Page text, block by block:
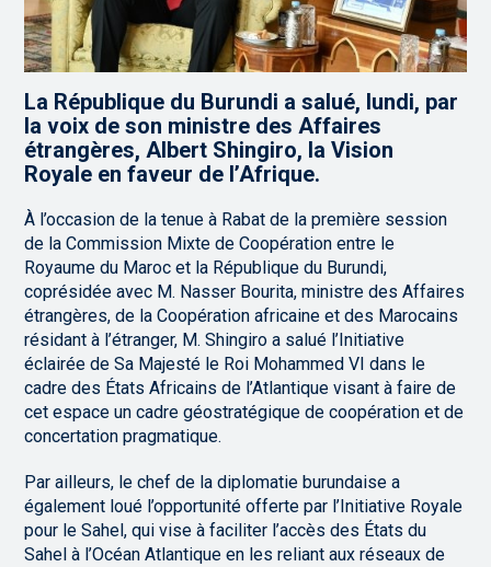
La République du Burundi a salué, lundi, par
la voix de son ministre des Affaires
étrangères, Albert Shingiro, la Vision
Royale en faveur de l’Afrique.
À l’occasion de la tenue à Rabat de la première session
de la Commission Mixte de Coopération entre le
Royaume du Maroc et la République du Burundi,
coprésidée avec M. Nasser Bourita, ministre des Affaires
étrangères, de la Coopération africaine et des Marocains
résidant à l’étranger, M. Shingiro a salué l’Initiative
éclairée de Sa Majesté le Roi Mohammed VI dans le
cadre des États Africains de l’Atlantique visant à faire de
cet espace un cadre géostratégique de coopération et de
concertation pragmatique.
Par ailleurs, le chef de la diplomatie burundaise a
également loué l’opportunité offerte par l’Initiative Royale
pour le Sahel, qui vise à faciliter l’accès des États du
Sahel à l’Océan Atlantique en les reliant aux réseaux de